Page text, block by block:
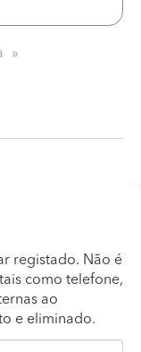
registado. Não é
como telefone,
ao
e eliminado.